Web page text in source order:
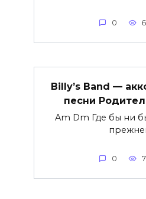
0
Billy’s Band —
песни
Am Dm Где бы ни
0